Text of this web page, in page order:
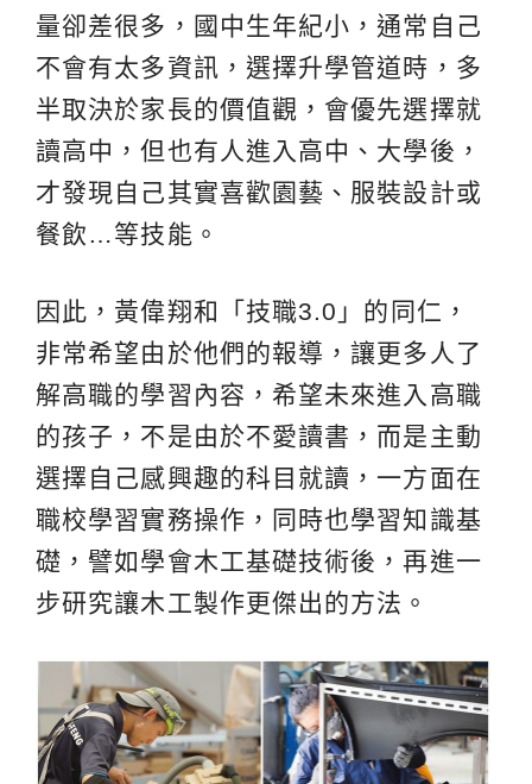
量卻差很多，國中生年紀小，通常自己
不會有太多資訊，選擇升學管道時，多
半取決於家長的價值觀，會優先選擇就
讀高中，但也有人進入高中、大學後，
才發現自己其實喜歡園藝、服裝設計或
餐飲…等技能。
因此，黃偉翔和「技職3.0」的同仁，
非常希望由於他們的報導，讓更多人了
解高職的學習內容，希望未來進入高職
的孩子，不是由於不愛讀書，而是主動
選擇自己感興趣的科目就讀，一方面在
職校學習實務操作，同時也學習知識基
礎，譬如學會木工基礎技術後，再進一
步研究讓木工製作更傑出的方法。